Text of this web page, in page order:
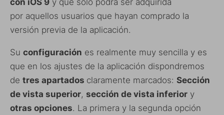
por aquellos usuarios que hayan comprado la
versión previa de la aplicación.
Su configuración es realmente muy sencilla y es
que en los ajustes de la aplicación dispondremos
de tres apartados claramente marcados: Sección
de vista superior, sección de vista inferior y
otras opciones. La primera y la segunda opción